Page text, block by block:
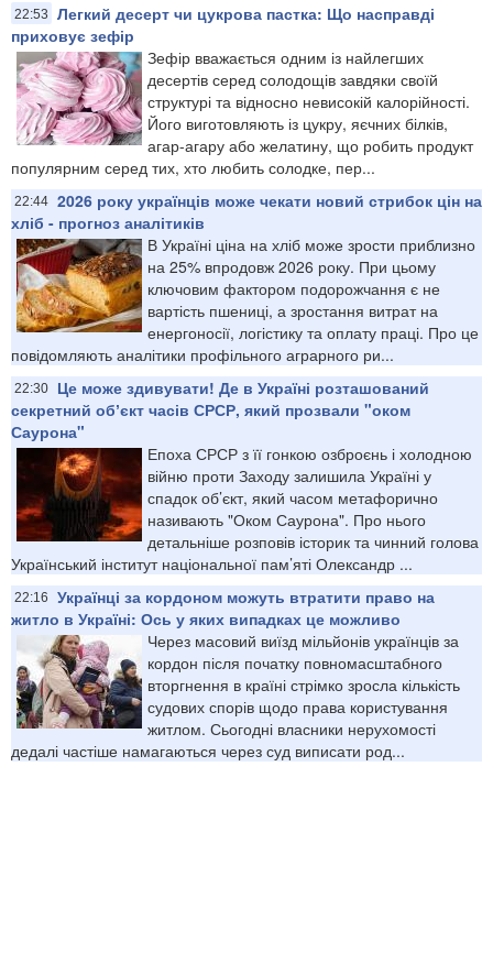
22:53
Легкий десерт чи цукрова пастка: Що насправді
приховує зефір
Зефір вважається одним із найлегших
десертів серед солодощів завдяки своїй
структурі та відносно невисокій калорійності.
Його виготовляють із цукру, яєчних білків,
агар-агару або желатину, що робить продукт
популярним серед тих, хто любить солодке, пер...
22:44 2026 року українців може чекати новий стрибок цін на
хліб - прогноз аналітиків
В Україні ціна на хліб може зрости приблизно
на 25% впродовж 2026 року. При цьому
ключовим фактором подорожчання є не
вартість пшениці, а зростання витрат на
енергоносії, логістику та оплату праці. Про це
повідомляють аналітики профільного аграрного ри...
22:30
Це може здивувати! Де в Україні розташований
секретний обʼєкт часів СРСР, який прозвали "оком
Саурона"
Епоха СРСР з її гонкою озброєнь і холодною
війню проти Заходу залишила Україні у
спадок об’єкт, який часом метафорично
називають "Оком Саурона". Про нього
детальніше розповів історик та чинний голова
Український інститут національної пам’яті Олександр ...
22:16
Українці за кордоном можуть втратити право на
житло в Україні: Ось у яких випадках це можливо
Через масовий виїзд мільйонів українців за
кордон після початку повномасштабного
вторгнення в країні стрімко зросла кількість
судових спорів щодо права користування
житлом. Сьогодні власники нерухомості
дедалі частіше намагаються через суд виписати род...